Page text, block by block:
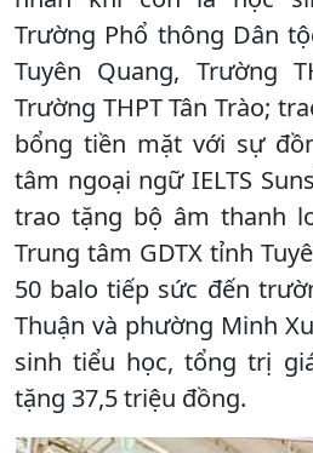
Trường Phổ thông Dân
Tuyên Quang, Trường
Trường THPT Tân Trào;
bổng tiền mặt với sự
tâm ngoại ngữ IELTS
trao tặng bộ âm thanh
Trung tâm GDTX tỉnh
50 balo tiếp sức đến
Thuận và phường Minh
sinh tiểu học, tổng trị
tặng 37,5 triệu đồng.